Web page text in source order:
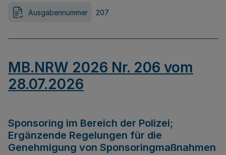
Ausgabennummer 207
MB.NRW 2026 Nr. 206 vom
28.07.2026
Sponsoring im Bereich der Polizei;
Ergänzende Regelungen für die
Genehmigung von Sponsoringmaßnahmen